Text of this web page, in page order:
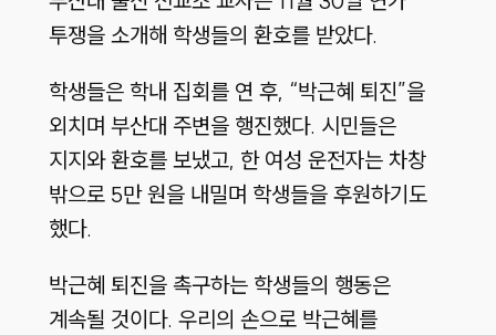
투쟁을 소개해 학생들의 환호를 받았다.
학생들은 학내 집회를 연 후, “박근혜 퇴진”을
외치며 부산대 주변을 행진했다. 시민들은
지지와 환호를 보냈고, 한 여성 운전자는 차창
밖으로 5만 원을 내밀며 학생들을 후원하기도
했다.
박근혜 퇴진을 촉구하는 학생들의 행동은
계속될 것이다. 우리의 손으로 박근혜를